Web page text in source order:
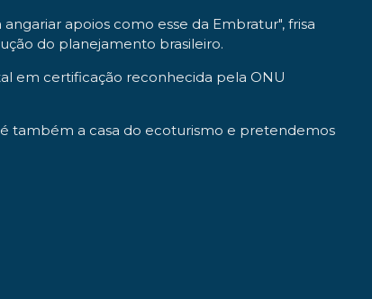
apoios como esse da Embratur", frisa
do planejamento brasileiro.
em certificação reconhecida pela ONU
também a casa do ecoturismo e pretendemos